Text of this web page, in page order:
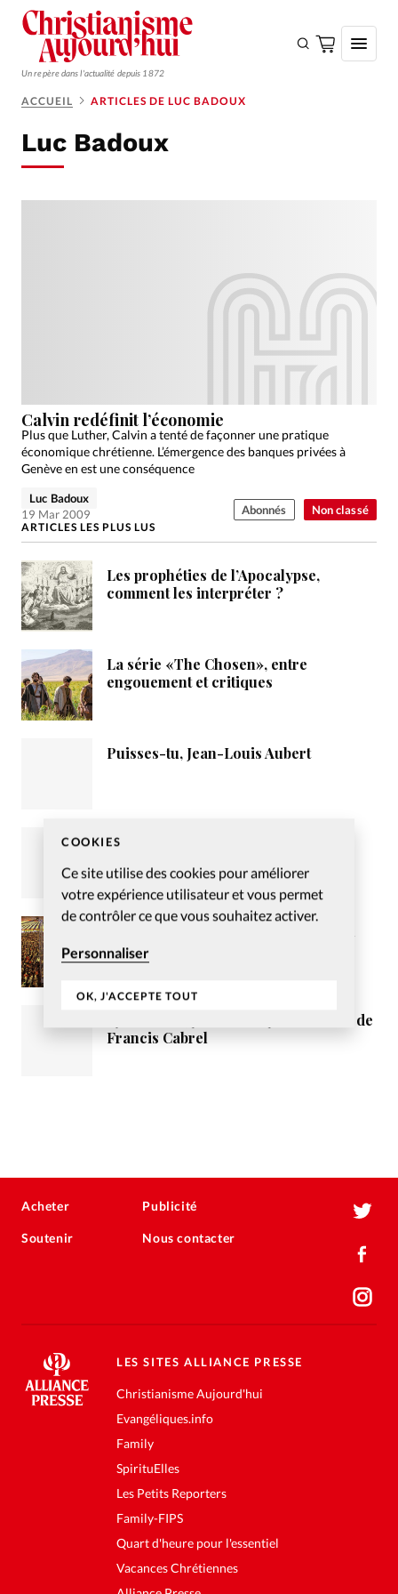
COOKIES
Ce site utilise des cookies pour améliorer
votre expérience utilisateur et vous permet
de contrôler ce que vous souhaitez activer.
Personnaliser
OK, J'ACCEPTE TOUT
Un repère dans l'actualité depuis 1872
Monde
Devise:CHF
RUBRIQUES
Actualité internationale
Chronique
Culture
Dossier
Eglises Foi Génération réveil
Monde
Opinions
Publireportage
Relations Aujourd'hui
Société
Tour du monde des Eglises
Trait d'Ixène
Vécu
Vie Intérieure
ACCUEIL ARTICLES DE LUC BADOUX
Luc Badoux
Non classé
Calvin redéfinit l’économie
Plus que Luther, Calvin a tenté de façonner une pratique
économique chrétienne. L’émergence des banques privées à
Genève en est une conséquence
Luc Badoux
19 Mar 2009
Abonnés
ARTICLES LES PLUS LUS
Les prophéties de l’Apocalypse,
comment les interpréter ?
La série «The Chosen», entre
engouement et critiques
Puisses-tu, Jean-Louis Aubert
Envisager la vérité au prisme de
Pour un consensus entre les élus du
Loiret et la mission évangélique
tzigane Vie et Lumière
«Je t’aimais, je t’aime et je t’aimerai» de
Francis Cabrel
Acheter
Soutenir
Publicité
Nous contacter
LES SITES ALLIANCE PRESSE
Christianisme Aujourd'hui
Evangéliques.info
Family
SpirituElles
Les Petits Reporters
Family-FIPS
Quart d'heure pour l'essentiel
Vacances Chrétiennes